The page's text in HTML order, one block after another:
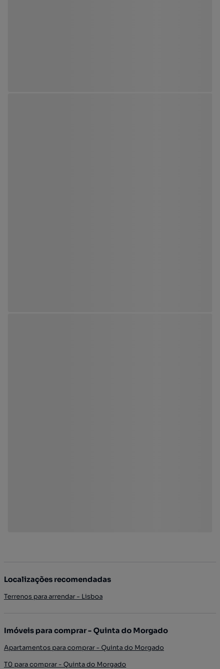
Localizações recomendadas
Terrenos para arrendar - Lisboa
Imóveis para comprar - Quinta do Morgado
Apartamentos para comprar - Quinta do Morgado
T0 para comprar - Quinta do Morgado